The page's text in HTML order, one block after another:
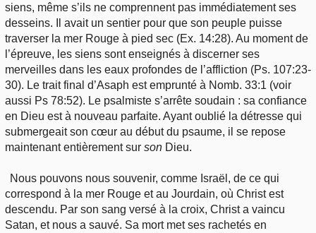
siens, même s’ils ne comprennent pas immédiatement ses
desseins. Il avait un sentier pour que son peuple puisse
traverser la mer Rouge à pied sec (Ex. 14:28). Au moment de
l’épreuve, les siens sont enseignés à discerner ses
merveilles dans les eaux profondes de l’affliction (Ps. 107:23-
30). Le trait final d’Asaph est emprunté à Nomb. 33:1 (voir
aussi Ps 78:52). Le psalmiste s’arrête soudain : sa confiance
en Dieu est à nouveau parfaite. Ayant oublié la détresse qui
submergeait son cœur au début du psaume, il se repose
maintenant entièrement sur son Dieu.
Nous pouvons nous souvenir, comme Israël, de ce qui
correspond à la mer Rouge et au Jourdain, où Christ est
descendu. Par son sang versé à la croix, Christ a vaincu
Satan, et nous a sauvé. Sa mort met ses rachetés en